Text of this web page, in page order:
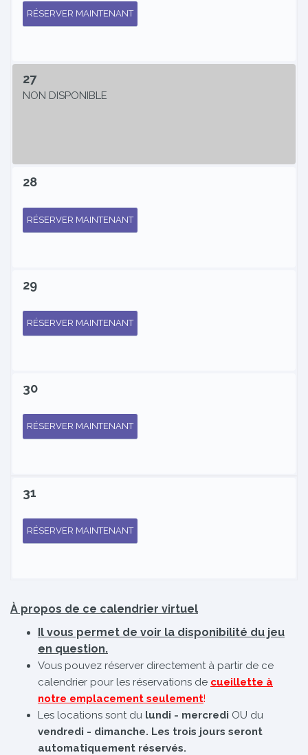
RÉSERVER MAINTENANT
27
NON DISPONIBLE
28
RÉSERVER MAINTENANT
29
RÉSERVER MAINTENANT
30
RÉSERVER MAINTENANT
31
RÉSERVER MAINTENANT
À propos de ce calendrier virtuel
Il vous permet de voir la disponibilité du jeu
en question.
Vous pouvez réserver directement à partir de ce
calendrier pour les réservations de cueillette à
notre emplacement seulement!
Les locations sont du lundi - mercredi OU du
vendredi - dimanche. Les trois jours seront
automatiquement réservés.